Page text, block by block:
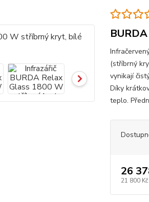
(stříbrný
vynikají
Díky
teplo.
26
21 800 Kč